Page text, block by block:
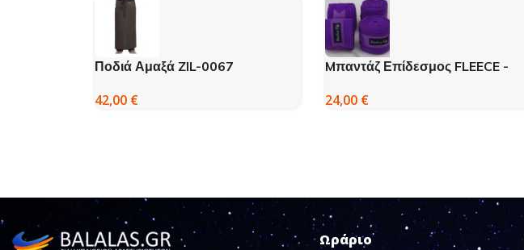
Ποδιά Αμαξά ZIL-0067
42,00 €
Mπαντάζ Επίδεσμος FLEECE -
24,00 €
Ωράριο